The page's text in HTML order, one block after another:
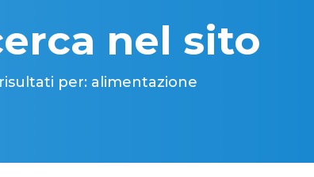
nel sito
per: alimentazione